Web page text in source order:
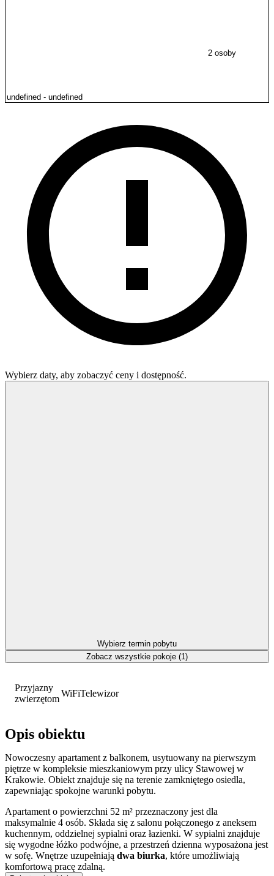
Przyjazny
zwierzętom
WiFiTelewizor
Opis obiektu
Nowoczesny apartament z balkonem, usytuowany na pierwszym
piętrze w kompleksie mieszkaniowym przy ulicy Stawowej w
Krakowie. Obiekt znajduje się na terenie zamkniętego osiedla,
zapewniając spokojne warunki pobytu.
Apartament o powierzchni 52 m² przeznaczony jest dla
maksymalnie 4 osób. Składa się z salonu połączonego z aneksem
kuchennym, oddzielnej sypialni oraz łazienki. W sypialni znajduje
się wygodne łóżko podwójne, a przestrzeń dzienna wyposażona jest
w sofę. Wnętrze uzupełniają dwa biurka, które umożliwiają
komfortową pracę zdalną.
2 osoby
Wybierz daty, aby zobaczyć ceny i dostępność.
Wybierz termin pobytu
Zobacz wszystkie pokoje (1)